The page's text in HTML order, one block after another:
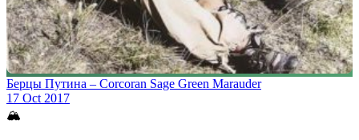
Берцы Путина – Corcoran Sage Green Marauder
17 Oct 2017
🏔